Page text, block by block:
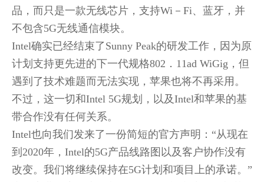
品，而只是一款无线芯片，支持Wi－Fi、蓝牙，并
不包含5G无线通信模块。
Intel确实已经结束了Sunny Peak的研发工作，因为原
计划支持更先进的下一代规格802．11ad WiGig，但
遇到了技术难题而无法实现，苹果也将不再采用。
不过，这一切和Intel 5G规划，以及Intel和苹果的基
带合作没有任何关系。
Intel也向我们发来了一份简短的官方声明：“从现在
到2020年，Intel的5G产品线路图以及客户协作没有
改变。我们将继续保持在5G计划和项目上的承诺。”